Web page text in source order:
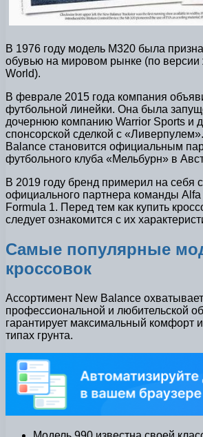
В 1976 году модель M320 была
обувью на мировом рынке (по версии
World).
В феврале 2015 года компания
футбольной линейки. Она была
дочернюю компанию Warrior Sports и
спонсорской сделкой с
Balance становится официальным
футбольного клуба «Мельбурн» в
В 2019 году бренд примерил на себя
официального партнера команды
Formula 1. Перед тем как купить
следует ознакомится с их
Самые популярные
кроссовок
Ассортимент New Balance
профессиональной и любительской
гарантирует максимальный комфорт
типах грунта.